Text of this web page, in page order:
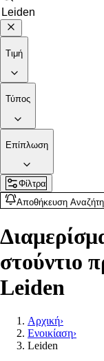
Τιμή
Τύπος
Επίπλωση
Φίλτρα
Αποθήκευση
στούντιο
Leiden
Αρχική›
Ενοικίαση›
Leiden